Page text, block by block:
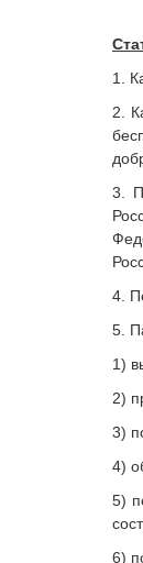
1.
2.
3.
4.
5.
1)
2)
3)
4)
5)
6)